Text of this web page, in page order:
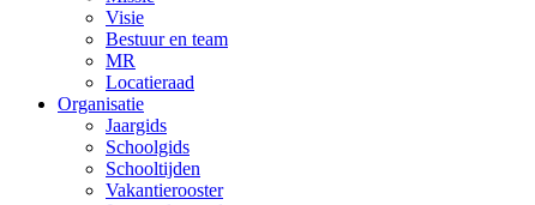
Visie
Bestuur en team
MR
Locatieraad
Organisatie
Jaargids
Schoolgids
Schooltijden
Vakantierooster